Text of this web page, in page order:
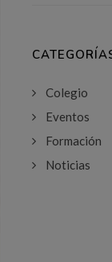
Colegio
Eventos
Formación
Noticias